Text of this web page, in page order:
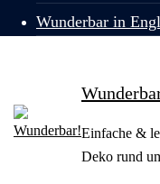
Wunderbar in
Einfache &
Deko rund